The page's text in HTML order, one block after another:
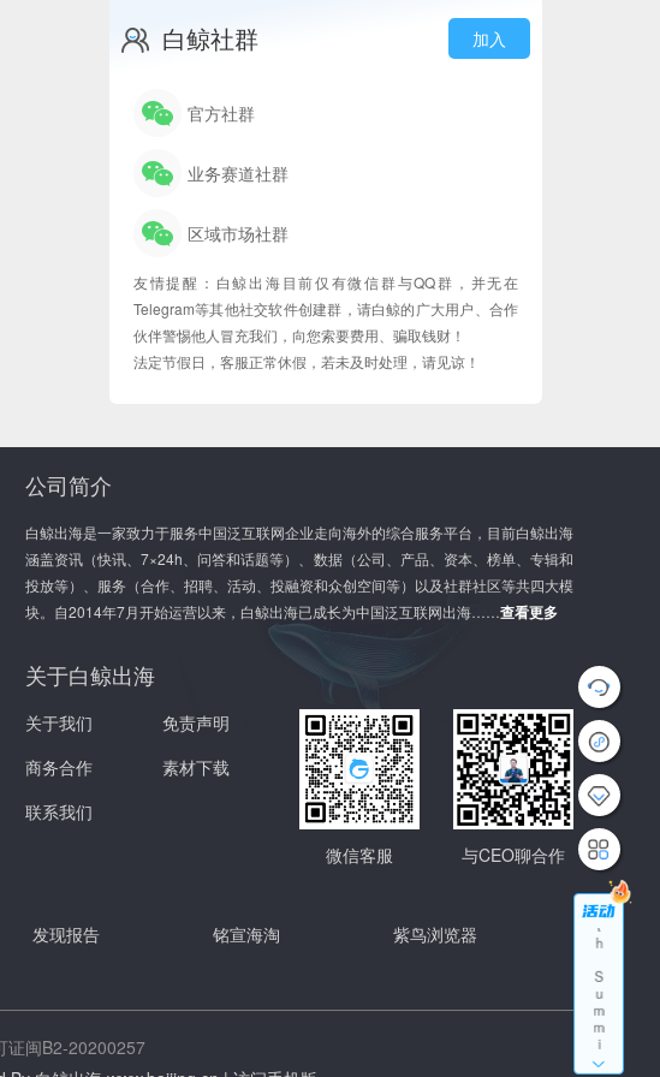
白鲸社群 加入
官方社群
业务赛道社群
区域市场社群
友情提醒：白鲸出海目前仅有微信群与QQ群，并无在
Telegram等其他社交软件创建群，请白鲸的广大用户、合作
伙伴警惕他人冒充我们，向您索要费用、骗取钱财！
法定节假日，客服正常休假，若未及时处理，请见谅！
G
l
o
b
a
l
G
r
o
t
h
S
m
m
i
t
A
公司简介
白鲸出海是一家致力于服务中国泛互联网企业走向海外的综合服务平台，目前白鲸出海
涵盖资讯（快讯、7×24h、问答和话题等）、数据（公司、产品、资本、榜单、专辑和
投放等）、服务（合作、招聘、活动、投融资和众创空间等）以及社群社区等共四大模
块。自2014年7月开始运营以来，白鲸出海已成长为中国泛互联网出海……查看更多
关于白鲸出海
关于我们
免责声明
商务合作
素材下载
联系我们
微信客服
与CEO聊合作
发现报告 铭宣海淘 紫鸟浏览器
证闽B2-20200257